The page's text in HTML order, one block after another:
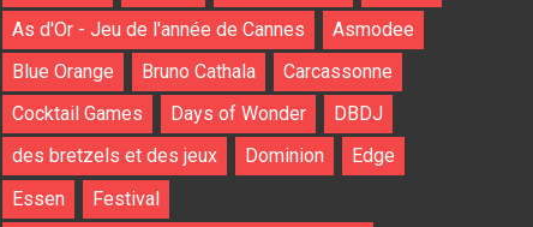
As d'Or - Jeu de l'année de Cannes
Asmodee
Blue Orange
Bruno Cathala
Carcassonne
Cocktail Games
Days of Wonder
DBDJ
des bretzels et des jeux
Dominion
Edge
Essen
Festival